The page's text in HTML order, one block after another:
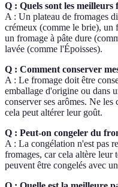
Q : Quels sont les
A : Un plateau de fromages
crémeux (comme le brie), un
un fromage à pâte dure
lavée (comme l'Époisses).
Q : Comment conserver
A : Le fromage doit être
emballage d'origine ou dans
conserver ses arômes. Ne
cela peut altérer leur goût.
Q : Peut-on congeler du
A : La congélation n'est pas
fromages, car cela altère leur
peuvent être congelés avec